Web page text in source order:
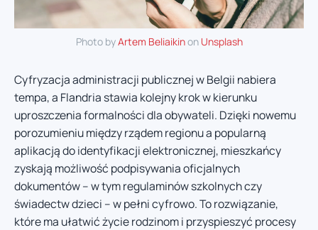
Photo byArtem Beliaikinon Unsplash
Cyfryzacja administracji publicznej w Belgii nabiera
tempa, a Flandria stawia kolejny krok w kierunku
uproszczenia formalności dla obywateli. Dzięki nowemu
porozumieniu między rządem regionu a popularną
aplikacją do identyfikacji elektronicznej, mieszkańcy
zyskają możliwość podpisywania oficjalnych
dokumentów – w tym regulaminów szkolnych czy
świadectw dzieci – w pełni cyfrowo. To rozwiązanie,
które ma ułatwić życie rodzinom i przyspieszyć procesy